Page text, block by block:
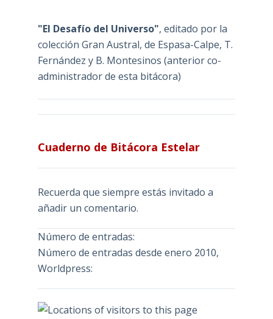
"El Desafío del Universo", editado por la
colección Gran Austral, de Espasa-Calpe, T.
Fernández y B. Montesinos (anterior co-
administrador de esta bitácora)
Cuaderno de Bitácora Estelar
Recuerda que siempre estás invitado a
añadir un comentario.
Número de entradas:
Número de entradas desde enero 2010,
Worldpress: